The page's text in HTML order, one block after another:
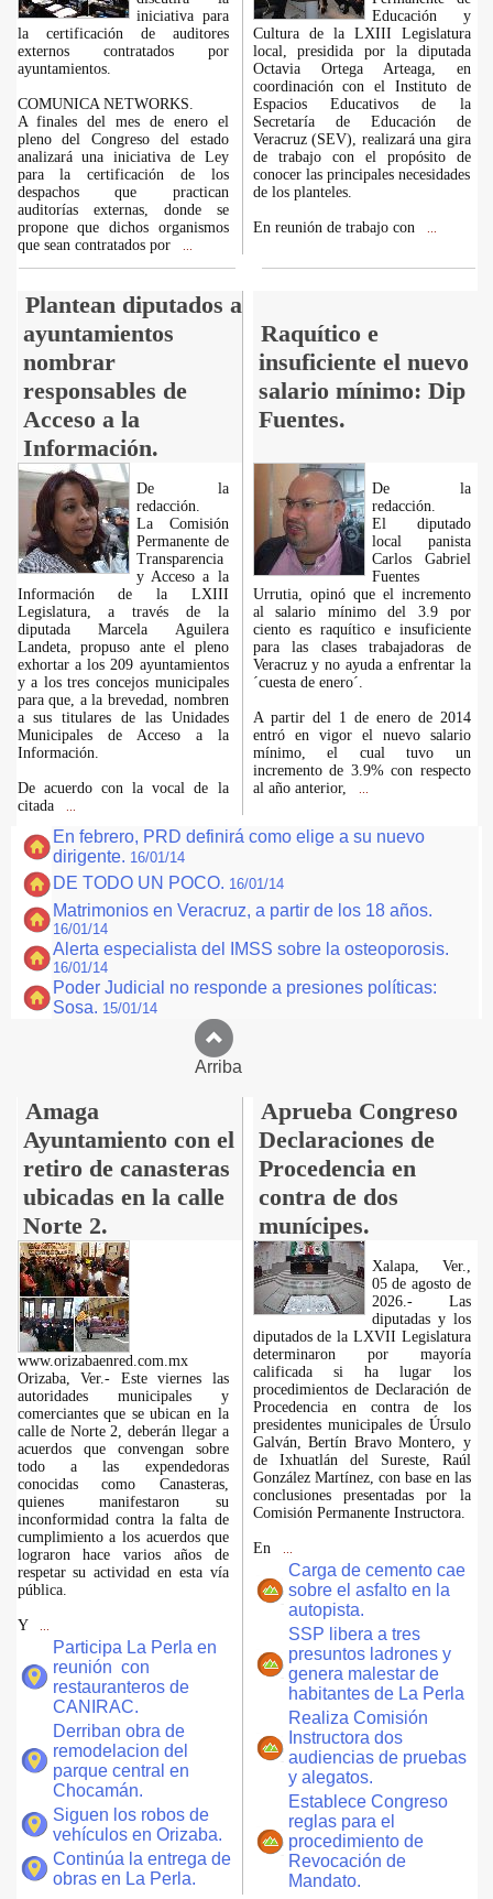
iniciativa para
la certificación de auditores
externos contratados por
ayuntamientos.
COMUNICA NETWORKS.
A finales del mes de enero el
pleno del Congreso del estado
analizará una iniciativa de Ley
para la certificación de los
despachos que practican
auditorías externas, donde se
propone que dichos organismos
que sean contratados por
Educación y
Cultura de la LXIII Legislatura
local, presidida por la diputada
Octavia Ortega Arteaga, en
coordinación con el Instituto de
Espacios Educativos de la
Secretaría de Educación de
Veracruz (SEV), realizará una gira
de trabajo con el propósito de
conocer las principales necesidades
de los planteles.
En reunión de trabajo con
Plantean diputados a
ayuntamientos
nombrar
responsables de
Acceso a la
Información.
Raquítico e
insuficiente el nuevo
salario mínimo: Dip
Fuentes.
De la
redacción.
La Comisión
Permanente de
Transparencia
y Acceso a la
Información de la LXIII
Legislatura, a través de la
diputada Marcela Aguilera
Landeta, propuso ante el pleno
exhortar a los 209 ayuntamientos
y a los tres concejos municipales
para que, a la brevedad, nombren
a sus titulares de las Unidades
Municipales de Acceso a la
Información.
De acuerdo con la vocal de la
citada
De la
redacción.
El diputado
local panista
Carlos Gabriel
Fuentes
Urrutia, opinó que el incremento
al salario mínimo del 3.9 por
ciento es raquítico e insuficiente
para las clases trabajadoras de
Veracruz y no ayuda a enfrentar la
´cuesta de enero´.
A partir del 1 de enero de 2014
entró en vigor el nuevo salario
mínimo, el cual tuvo un
incremento de 3.9% con respecto
al año anterior,
En febrero, PRD definirá como elige a su nuevo
dirigente. 16/01/14
DE TODO UN POCO. 16/01/14
Matrimonios en Veracruz, a partir de los 18 años.
16/01/14
Alerta especialista del IMSS sobre la osteoporosis.
16/01/14
Poder Judicial no responde a presiones políticas:
Sosa. 15/01/14
Arriba
Amaga
Ayuntamiento con el
retiro de canasteras
ubicadas en la calle
Norte 2.
Aprueba Congreso
Declaraciones de
Procedencia en
contra de dos
munícipes.
www.orizabaenred.com.mx
Orizaba, Ver.- Este viernes las
autoridades municipales y
comerciantes que se ubican en la
calle de Norte 2, deberán llegar a
acuerdos que convengan sobre
todo a las expendedoras
conocidas como Canasteras,
quienes manifestaron su
inconformidad contra la falta de
cumplimiento a los acuerdos que
lograron hace varios años de
respetar su actividad en esta vía
pública.
Y
Participa La Perla en
reunión con
restauranteros de
CANIRAC.
Derriban obra de
remodelacion del
parque central en
Chocamán.
Siguen los robos de
vehículos en Orizaba.
Continúa la entrega de
obras en La Perla.
Xalapa, Ver.,
05 de agosto de
2026.- Las
diputadas y los
diputados de la LXVII Legislatura
determinaron por mayoría
calificada si ha lugar los
procedimientos de Declaración de
Procedencia en contra de los
presidentes municipales de Úrsulo
Galván, Bertín Bravo Montero, y
de Ixhuatlán del Sureste, Raúl
González Martínez, con base en las
conclusiones presentadas por la
Comisión Permanente Instructora.
En
Carga de cemento cae
sobre el asfalto en la
autopista.
SSP libera a tres
presuntos ladrones y
genera malestar de
habitantes de La Perla
Realiza Comisión
Instructora dos
audiencias de pruebas
y alegatos.
Establece Congreso
reglas para el
procedimiento de
Revocación de
Mandato.